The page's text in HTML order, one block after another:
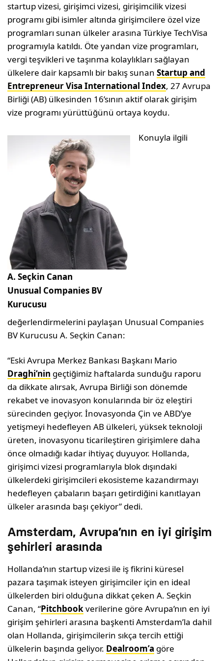
startup vizesi, girişimci vizesi, girişimcilik vizesi
programı gibi isimler altında girişimcilere özel vize
programları sunan ülkeler arasına Türkiye TechVisa
programıyla katıldı. Öte yandan vize programları,
vergi teşvikleri ve taşınma kolaylıkları sağlayan
ülkelere dair kapsamlı bir bakış sunanStartup and
Entrepreneur Visa International Index, 27 Avrupa
Birliği (AB) ülkesinden 16’sının aktif olarak girişim
vize programı yürüttüğünü ortaya koydu.
A. Seçkin Canan
Unusual Companies BV
Kurucusu
Konuyla ilgili
değerlendirmelerini paylaşan Unusual Companies
BV Kurucusu A. Seçkin Canan:
“Eski Avrupa Merkez Bankası Başkanı Mario
Draghi’nin geçtiğimiz haftalarda sunduğu raporu
da dikkate alırsak, Avrupa Birliği son dönemde
rekabet ve inovasyon konularında bir öz eleştiri
sürecinden geçiyor. İnovasyonda Çin ve ABD’ye
yetişmeyi hedefleyen AB ülkeleri, yüksek teknoloji
üreten, inovasyonu ticarileştiren girişimlere daha
önce olmadığı kadar ihtiyaç duyuyor. Hollanda,
girişimci vizesi programlarıyla blok dışındaki
ülkelerdeki girişimcileri ekosisteme kazandırmayı
hedefleyen çabaların başarı getirdiğini kanıtlayan
ülkeler arasında başı çekiyor” dedi.
Amsterdam, Avrupa’nın en iyi girişim
şehirleri arasında
Hollanda’nın startup vizesi ile iş fikrini küresel
pazara taşımak isteyen girişimciler için en ideal
ülkelerden biri olduğuna dikkat çeken A. Seçkin
Canan, “Pitchbookverilerine göre Avrupa’nın en iyi
girişim şehirleri arasına başkenti Amsterdam’la dahil
olan Hollanda, girişimcilerin sıkça tercih ettiği
ülkelerin başında geliyor. Dealroom’a göre